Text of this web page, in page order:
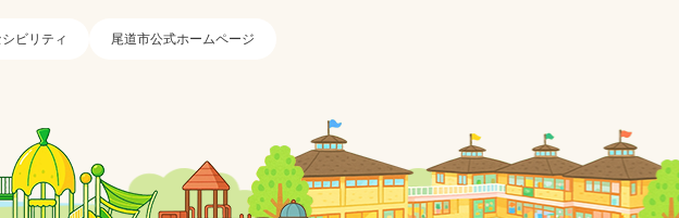
ビリティ 尾道市公式ホームページ